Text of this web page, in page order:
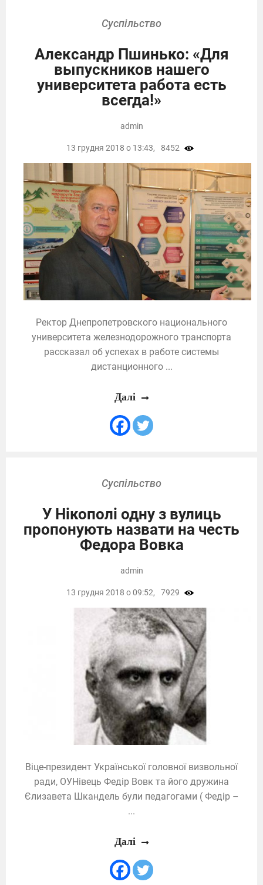
Суспільство
Александр Пшинько: «Для
выпускников нашего
университета работа есть
всегда!»
Ректор Днепропетровского национального
университета железнодорожного транспорта
рассказал об успехах в работе системы
дистанционного ...
admin
13 грудня 2018 о 13:43, 8452
Далі
Суспільство
У Нікополі одну з вулиць
пропонують назвати на честь
Федора Вовка
Віце-президент Української головної визвольної
ради, ОУНівець Федір Вовк та його дружина
Єлизавета Шкандель були педагогами ( Федір –
...
admin
13 грудня 2018 о 09:52, 7929
Далі